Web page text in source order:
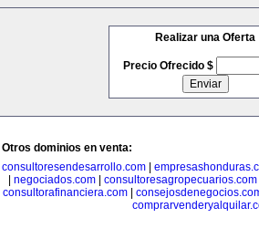
Realizar una Oferta
Precio Ofrecido $
Otros dominios en venta:
consultoresendesarrollo.com
negociados.com consultoresagropecuarios.com
consultorafinanciera.com|